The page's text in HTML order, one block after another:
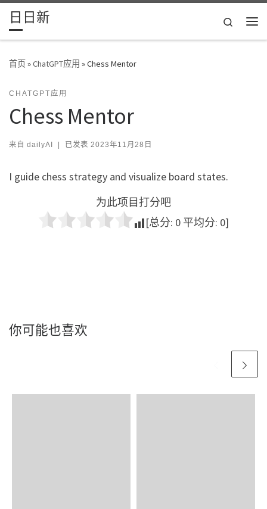
Skip to content
日日新
Search
首页»ChatGPT应用 »Chess Mentor
CHATGPT应用
Chess Mentor
来自 dailyAI | 已发表 2023年11月28日
I guide chess strategy and visualize board states.
为此项目打分吧
[总分: 0 平均分: 0]
你可能也喜欢